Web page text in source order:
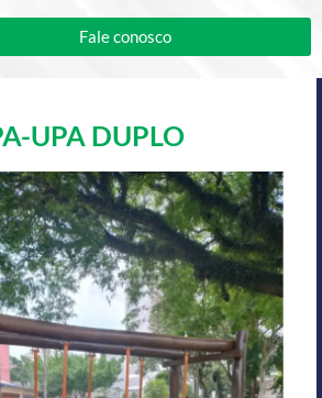
Fale conosco
UPA DUPLO